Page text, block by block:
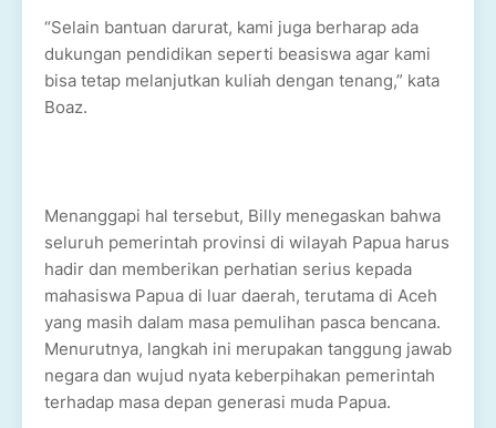
“Selain bantuan darurat, kami juga berharap ada
dukungan pendidikan seperti beasiswa agar kami
bisa tetap melanjutkan kuliah dengan tenang,” kata
Boaz.
Menanggapi hal tersebut, Billy menegaskan bahwa
seluruh pemerintah provinsi di wilayah Papua harus
hadir dan memberikan perhatian serius kepada
mahasiswa Papua di luar daerah, terutama di Aceh
yang masih dalam masa pemulihan pasca bencana.
Menurutnya, langkah ini merupakan tanggung jawab
negara dan wujud nyata keberpihakan pemerintah
terhadap masa depan generasi muda Papua.